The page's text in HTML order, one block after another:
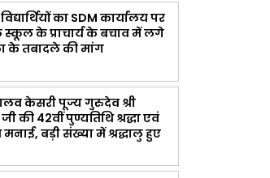
का SDM कार्यालय पर
स्कूल के प्राचार्य के बचाव में लगे
के तबादले की मांग
केसरी पूज्य गुरुदेव श्री
की 42वीं पुण्यतिथि श्रद्धा एवं
बड़ी संख्या में श्रद्धालु हुए